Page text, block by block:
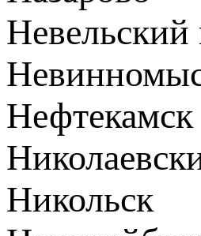
Невельский
Нефтекамск
Никольск